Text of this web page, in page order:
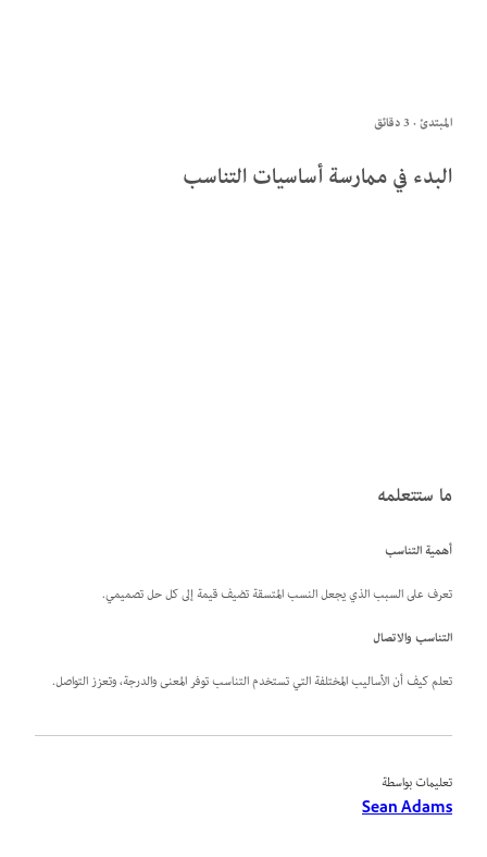
المبتدئ · 3 دقائق
البدء في ممارسة أساسيات التناسب
ما ستتعلمه
أهمية التناسب
تعرف على السبب الذي يجعل النسب المتسقة تضيف قيمة إلى كل حل تصميمي.
التناسب والاتصال
تعلم كيف أن الأساليب المختلفة التي تستخدم التناسب توفر المعنى والدرجة، وتعزز التواصل.
تعليمات بواسطة
Sean Adams